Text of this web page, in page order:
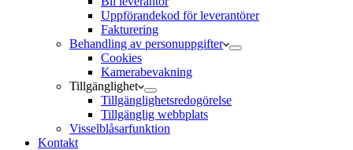
Uppförandekod för leverantörer
Fakturering
Behandling av personuppgifter
Cookies
Kamerabevakning
Tillgänglighet
Tillgänglighetsredogörelse
Tillgänglig webbplats
Visselblåsarfunktion
Kontakt